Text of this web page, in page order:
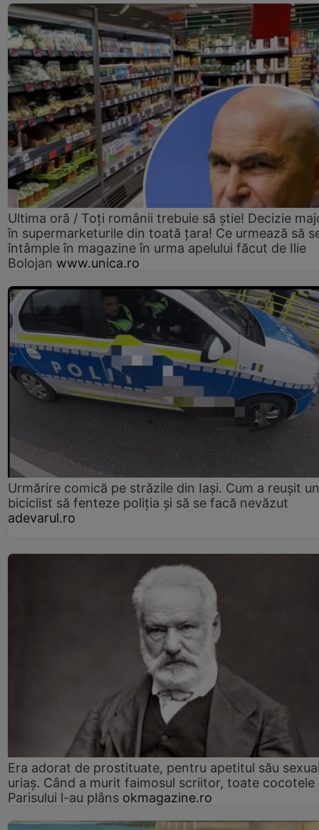
Ultima oră / Toți românii trebuie să știe! Decizie
în supermarketurile din toată țara! Ce urmează să
întâmple în magazine în urma apelului făcut de Ilie
Bolojan www.unica.ro
Urmărire comică pe străzile din Iași. Cum a reușit un
biciclist să fenteze poliția și să se facă nevăzut
adevarul.ro
Era adorat de prostituate, pentru apetitul său
uriaș. Când a murit faimosul scriitor, toate cocotele
Parisului l-au plâns okmagazine.ro